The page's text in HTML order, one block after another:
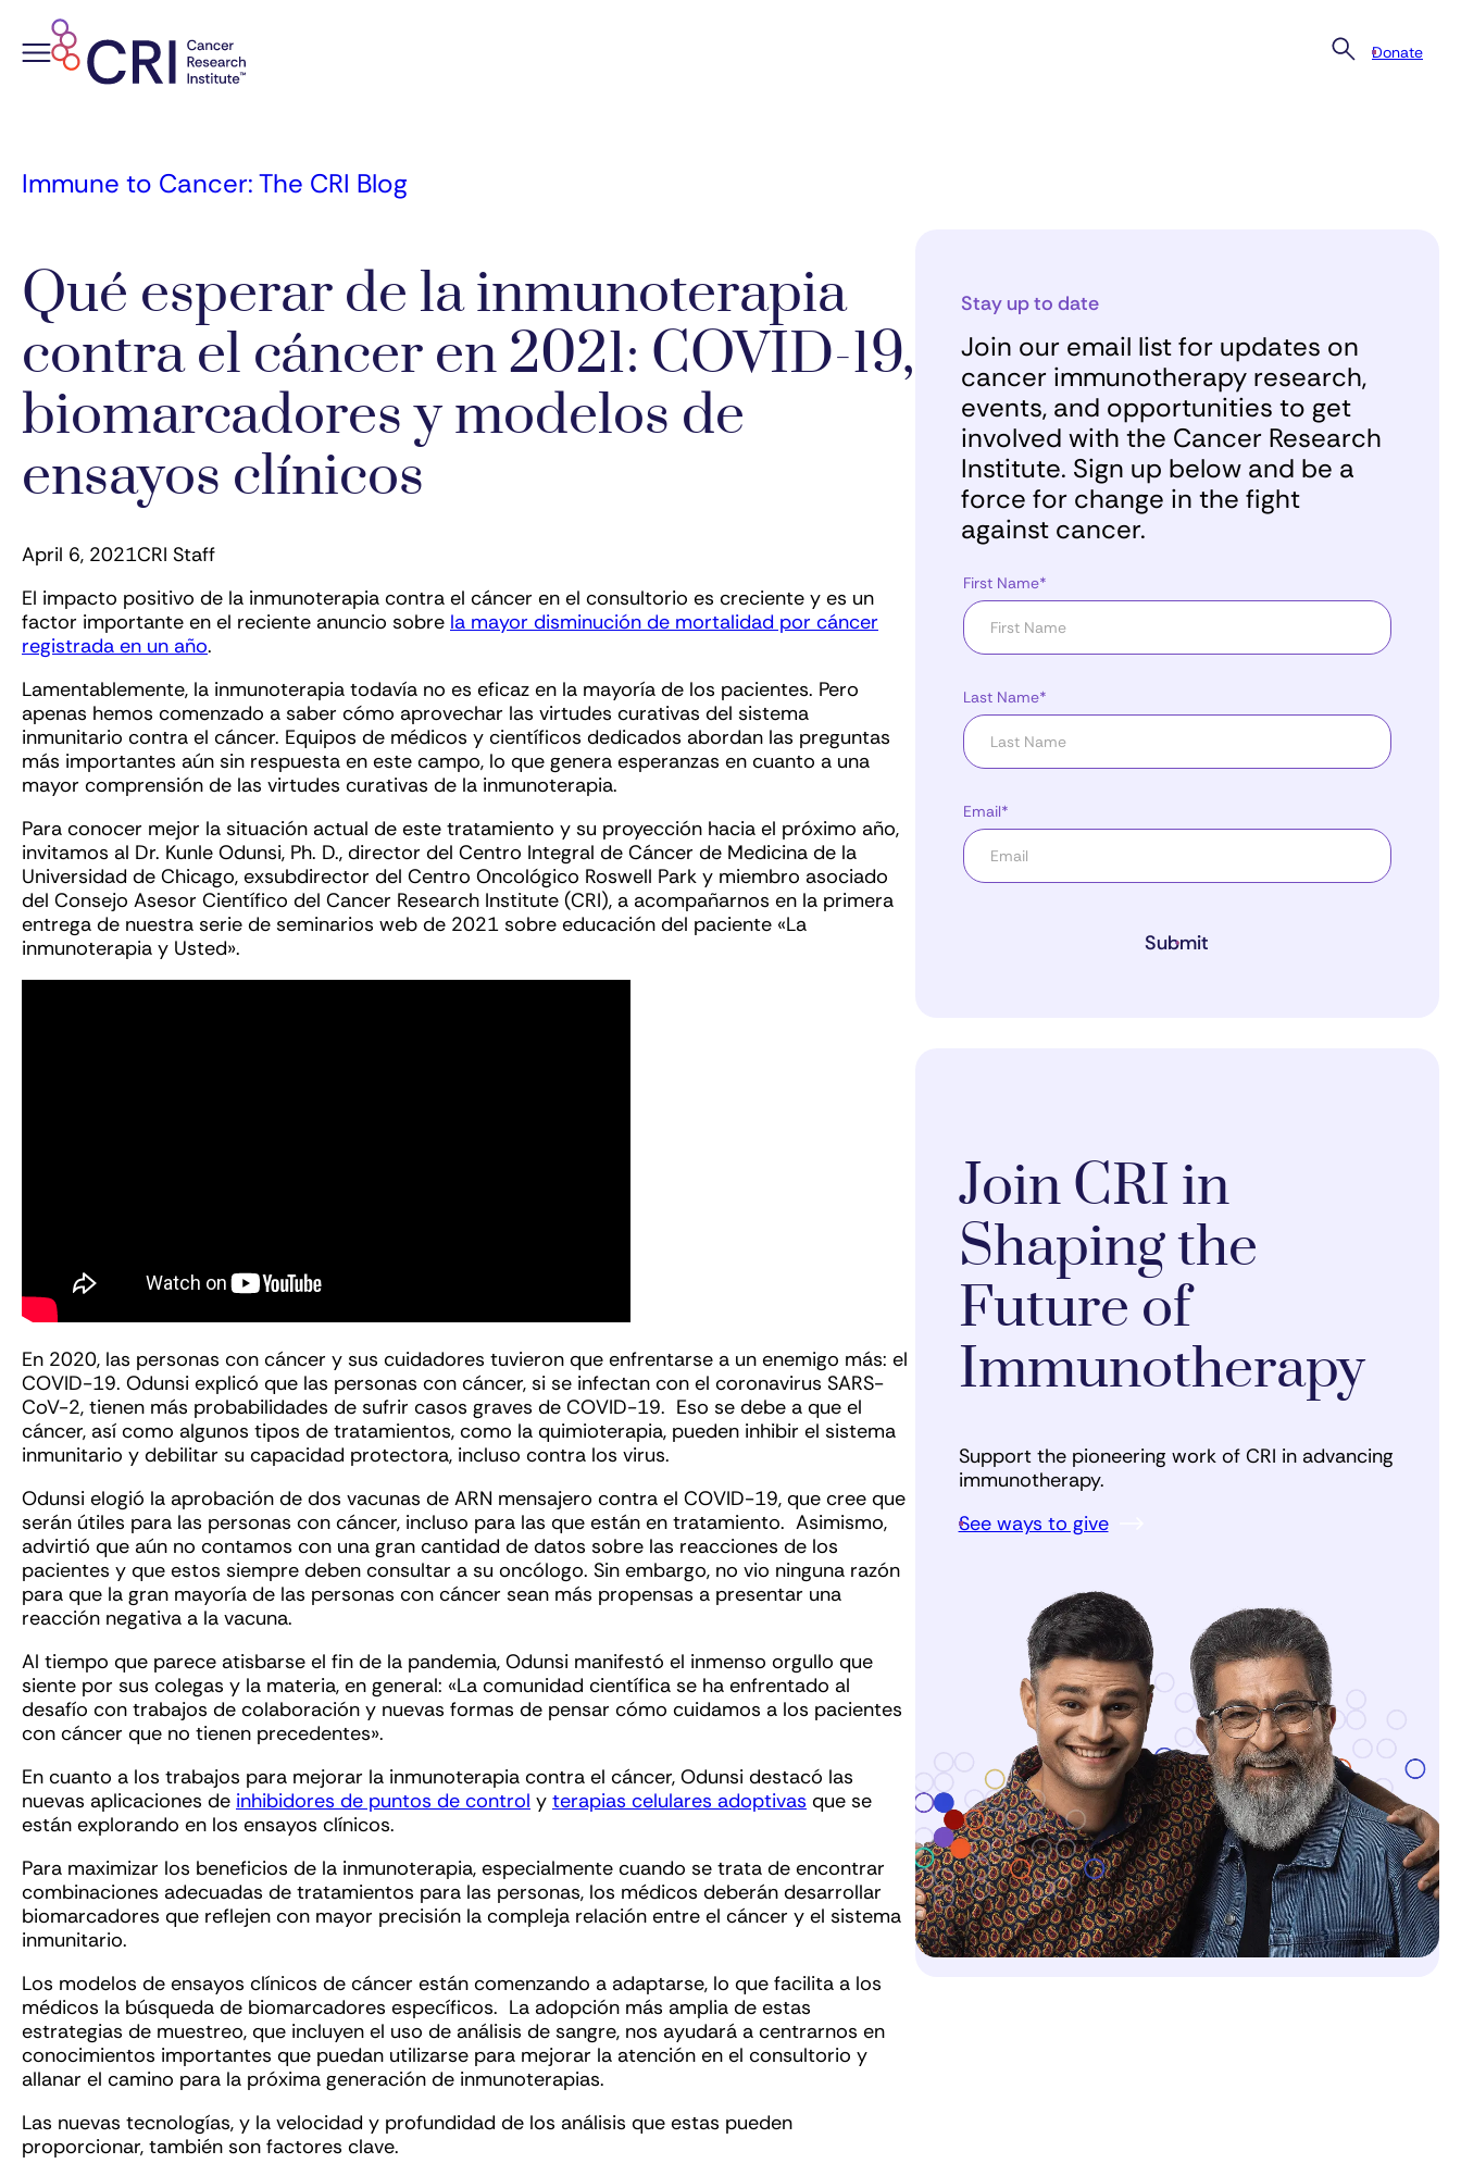
Donate
Immune to Cancer: The CRI Blog
Qué esperar de la inmunoterapia
contra el cáncer en 2021: COVID-19,
biomarcadores y modelos de
ensayos clínicos
April 6, 2021CRI Staff
El impacto positivo de la inmunoterapia contra el cáncer en el consultorio es creciente y es un
factor importante en el reciente anuncio sobre la mayor disminución de mortalidad por cáncer
registrada en un año.
Lamentablemente, la inmunoterapia todavía no es eficaz en la mayoría de los pacientes. Pero
apenas hemos comenzado a saber cómo aprovechar las virtudes curativas del sistema
inmunitario contra el cáncer. Equipos de médicos y científicos dedicados abordan las preguntas
más importantes aún sin respuesta en este campo, lo que genera esperanzas en cuanto a una
mayor comprensión de las virtudes curativas de la inmunoterapia.
Para conocer mejor la situación actual de este tratamiento y su proyección hacia el próximo año,
invitamos al Dr. Kunle Odunsi, Ph. D., director del Centro Integral de Cáncer de Medicina de la
Universidad de Chicago, exsubdirector del Centro Oncológico Roswell Park y miembro asociado
del Consejo Asesor Científico del Cancer Research Institute (CRI), a acompañarnos en la primera
entrega de nuestra serie de seminarios web de 2021 sobre educación del paciente «La
inmunoterapia y Usted».
En 2020, las personas con cáncer y sus cuidadores tuvieron que enfrentarse a un enemigo más: el
COVID-19. Odunsi explicó que las personas con cáncer, si se infectan con el coronavirus SARS-
CoV-2, tienen más probabilidades de sufrir casos graves de COVID-19. Eso se debe a que el
cáncer, así como algunos tipos de tratamientos, como la quimioterapia, pueden inhibir el sistema
inmunitario y debilitar su capacidad protectora, incluso contra los virus.
Odunsi elogió la aprobación de dos vacunas de ARN mensajero contra el COVID-19, que cree que
serán útiles para las personas con cáncer, incluso para las que están en tratamiento. Asimismo,
advirtió que aún no contamos con una gran cantidad de datos sobre las reacciones de los
pacientes y que estos siempre deben consultar a su oncólogo. Sin embargo, no vio ninguna razón
para que la gran mayoría de las personas con cáncer sean más propensas a presentar una
reacción negativa a la vacuna.
Al tiempo que parece atisbarse el fin de la pandemia, Odunsi manifestó el inmenso orgullo que
siente por sus colegas y la materia, en general: «La comunidad científica se ha enfrentado al
desafío con trabajos de colaboración y nuevas formas de pensar cómo cuidamos a los pacientes
con cáncer que no tienen precedentes».
En cuanto a los trabajos para mejorar la inmunoterapia contra el cáncer, Odunsi destacó las
nuevas aplicaciones de inhibidores de puntos de control y terapias celulares adoptivas que se
están explorando en los ensayos clínicos.
Para maximizar los beneficios de la inmunoterapia, especialmente cuando se trata de encontrar
combinaciones adecuadas de tratamientos para las personas, los médicos deberán desarrollar
biomarcadores que reflejen con mayor precisión la compleja relación entre el cáncer y el sistema
inmunitario.
Los modelos de ensayos clínicos de cáncer están comenzando a adaptarse, lo que facilita a los
médicos la búsqueda de biomarcadores específicos. La adopción más amplia de estas
estrategias de muestreo, que incluyen el uso de análisis de sangre, nos ayudará a centrarnos en
conocimientos importantes que puedan utilizarse para mejorar la atención en el consultorio y
allanar el camino para la próxima generación de inmunoterapias.
Las nuevas tecnologías, y la velocidad y profundidad de los análisis que estas pueden
proporcionar, también son factores clave.
Stay up to date
Join our email list for updates on
cancer immunotherapy research,
events, and opportunities to get
involved with the Cancer Research
Institute. Sign up below and be a
force for change in the fight
against cancer.
First Name*
Last Name*
Email*
Submit
Join CRI in
Shaping the
Future of
Immunotherapy
Support the pioneering work of CRI in advancing
immunotherapy.
See ways to give